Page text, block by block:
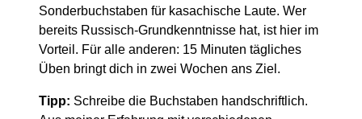
Sonderbuchstaben für kasachische Laute. Wer
bereits Russisch-Grundkenntnisse hat, ist hier im
Vorteil. Für alle anderen: 15 Minuten tägliches
Üben bringt dich in zwei Wochen ans Ziel.
Tipp: Schreibe die Buchstaben handschriftlich.